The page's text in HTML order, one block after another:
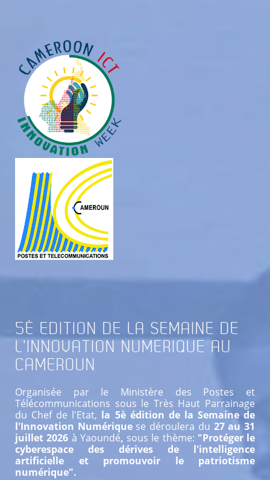
5È EDITION DE LA SEMAINE DE
L'INNOVATION NUMERIQUE AU
CAMEROUN
Organisée par le Ministère des Postes et
Télécommunications sous le Très Haut Parrainage
du Chef de l'Etat, la 5è édition de la Semaine de
l'Innovation Numérique se déroulera du 27 au 31
juillet 2026 à Yaoundé, sous le thème: "Protéger le
cyberespace des dérives de l'intelligence
artificielle et promouvoir le patriotisme
numérique".